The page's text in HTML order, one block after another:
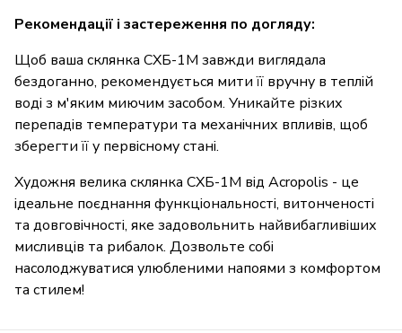
Рекомендації і застереження по догляду:
Щоб ваша склянка СХБ-1М завжди виглядала
бездоганно, рекомендується мити її вручну в теплій
воді з м'яким миючим засобом. Уникайте різких
перепадів температури та механічних впливів, щоб
зберегти її у первісному стані.
Художня велика склянка СХБ-1М від Acropolis - це
ідеальне поєднання функціональності, витонченості
та довговічності, яке задовольнить найвибагливіших
мисливців та рибалок. Дозвольте собі
насолоджуватися улюбленими напоями з комфортом
та стилем!